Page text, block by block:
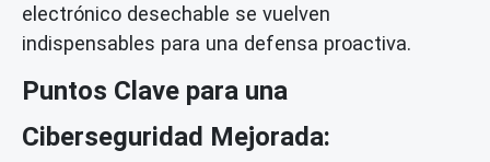
electrónico desechable se vuelven
indispensables para una defensa proactiva.
Puntos Clave para una
Ciberseguridad Mejorada: